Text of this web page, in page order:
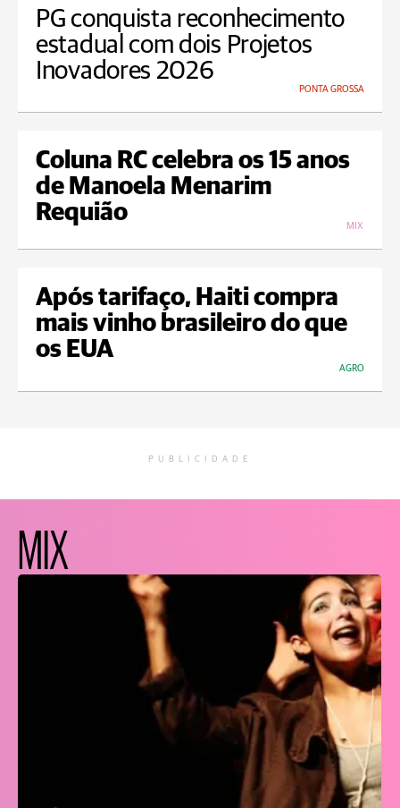
PG conquista reconhecimento
estadual com dois Projetos
Inovadores 2026
PONTA GROSSA
Coluna RC celebra os 15 anos
de Manoela Menarim
Requião
MIX
Após tarifaço, Haiti compra
mais vinho brasileiro do que
os EUA
AGRO
PUBLICIDADE
MIX